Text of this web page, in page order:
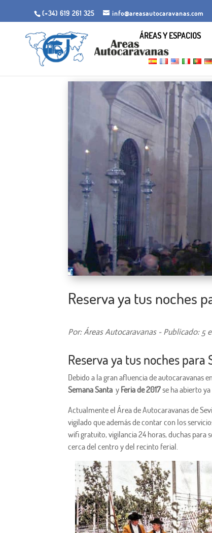
(+34) 619 261 325 info@areasautocaravanas.com
ÁREAS Y ESPACIOS
Reserva ya tus noches
Por: Áreas Autocaravanas - Publicado: 5
Reserva ya tus noches para
Debido a la gran afluencia de autocaravanas
Semana Santa y Feria de 2017se ha abierto
Actualmente el Área de Autocaravanas de
vigilado que además de contar con los
wifi gratuito, vigilancia 24 horas, duchas para
cerca del centro y del recinto ferial.